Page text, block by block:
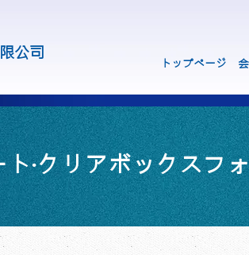
公司
トップページ
ト‧クリアボックスフ